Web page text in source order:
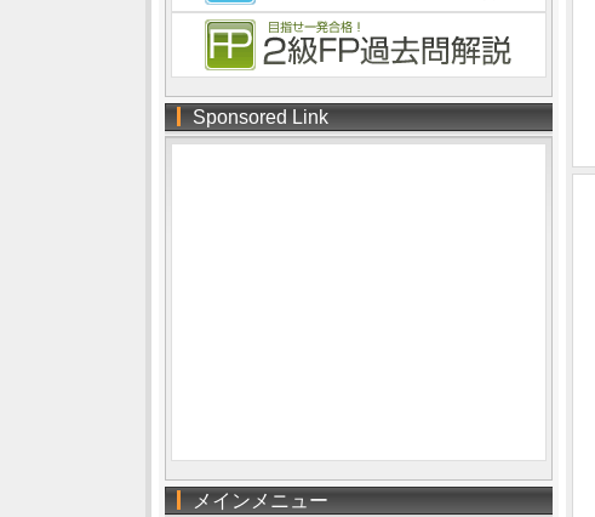
Sponsored Link
メインメニュー